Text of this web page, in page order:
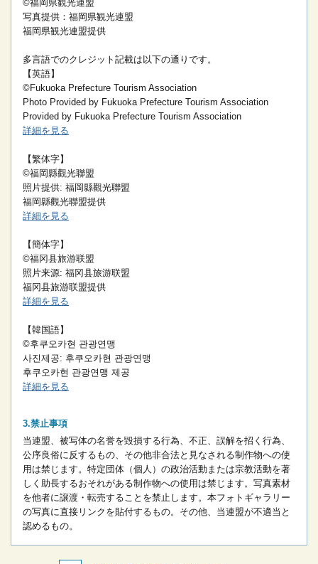
©福岡県観光連盟
写真提供：福岡県観光連盟
福岡県観光連盟提供
多言語でのクレジット記載は以下の通りです。
【英語】
©Fukuoka Prefecture Tourism Association
Photo Provided by Fukuoka Prefecture Tourism Association
Provided by Fukuoka Prefecture Tourism Association
詳細を見る
【繁体字】
©福岡縣觀光聯盟
照片提供: 福岡縣觀光聯盟
福岡縣觀光聯盟提供
詳細を見る
【簡体字】
©福冈县旅游联盟
照片来源: 福冈县旅游联盟
福冈县旅游联盟提供
詳細を見る
【韓国語】
©후쿠오카현 관광연맹
사진제공: 후쿠오카현 관광연맹
후쿠오카현 관광연맹 제공
詳細を見る
禁止事項
当連盟、被写体の名誉を毀損する行為、不正、誤解を招く行為、
公序良俗に反するもの、その他非合法と見なされる制作物への使
用は禁じます。 特定団体（個人）の政治活動または宗教活動を著
しく助長するおそれがある制作物への使用は禁じます。 写真素材
を他者に譲渡・転売することを禁止します。 本フォトギャラリー
の写真に直接リンクを貼付するもの。 その他、当連盟が不適当と
認めるもの。